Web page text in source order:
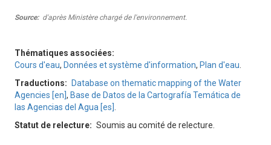
Source d'après Ministère chargé de l'environnement.
Thématiques associées
Cours d'eau, Données et système d'information, Plan d'eau.
Traductions
Database on thematic mapping of the Water
Agencies [en] , Base de Datos de la Cartografía Temática de
las Agencias del Agua [es] .
Statut de relecture
Soumis au comité de relecture.